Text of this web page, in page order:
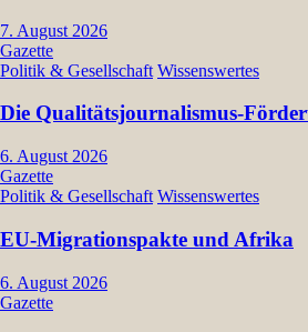
7. August 2026
Gazette
Politik & Gesellschaft Wissenswertes
Die Qualitätsjournalismus-
6. August 2026
Gazette
Politik & Gesellschaft Wissenswertes
EU-Migrationspakte und Afrika
6. August 2026
Gazette